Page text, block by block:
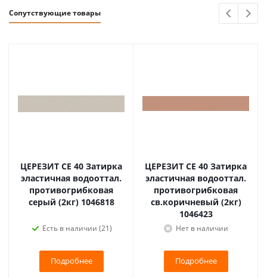
Сопутствующие товары
ЦЕРЕЗИТ CE 40 Затирка
эластичная водооттал.
противогрибковая
серый (2кг) 1046818
Есть в наличии (21)
Подробнее
ЦЕРЕЗИТ CE 40 Затирка
эластичная водооттал.
противогрибковая
св.коричневый (2кг)
1046423
Нет в наличии
Подробнее